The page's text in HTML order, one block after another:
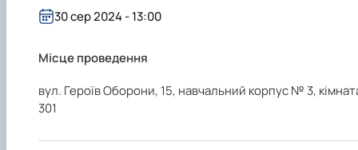
30 сер 2024 - 13:00
Місце проведення
вул. Героїв Оборони, 15, навчальний корпус № 3,
301